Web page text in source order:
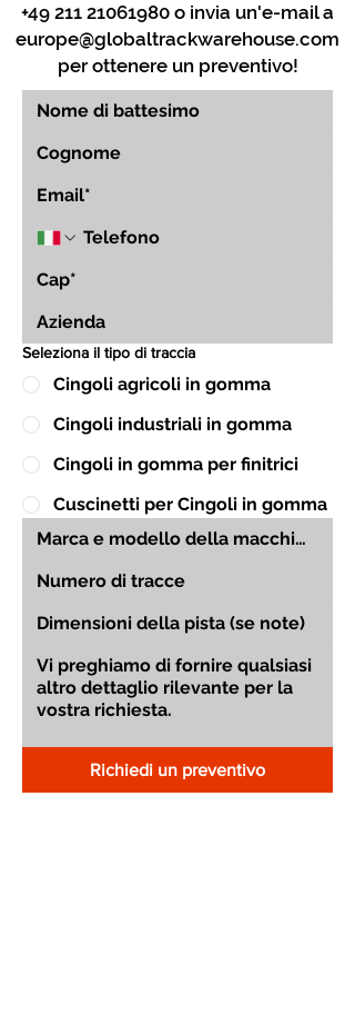
+49 211 21061980 o invia un'e-mail a
europe@globaltrackwarehouse.com
per ottenere un preventivo!
Seleziona il tipo di traccia
Cingoli agricoli in gomma
Cingoli industriali in gomma
Cingoli in gomma per finitrici
Cuscinetti per Cingoli in gomma
Richiedi un preventivo